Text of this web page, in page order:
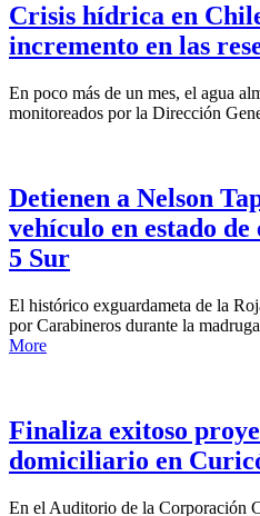
Crisis hídrica en
incremento en las
En poco más de un mes, el agua
monitoreados por la Dirección
Detienen a Nelson
vehículo en estado
5 Sur
El histórico exguardameta de la
por Carabineros durante la
More
Finaliza exitoso
domiciliario en
En el Auditorio de la Corporación